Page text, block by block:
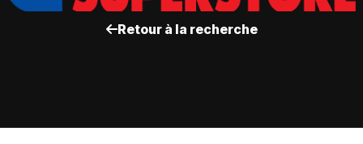
Retour à la recherche